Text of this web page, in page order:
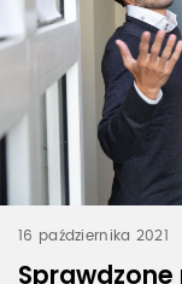
16 października 2021